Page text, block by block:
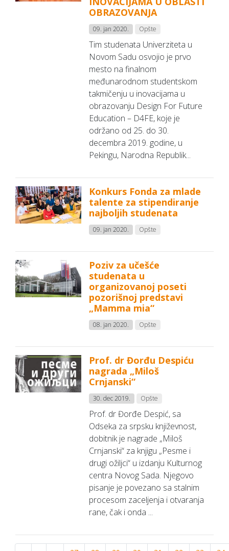
OBRAZOVANJA
09. jan 2020. Opšte
Tim studenata Univerziteta u
Novom Sadu osvojio je prvo
mesto na finalnom
međunarodnom studentskom
takmičenju u inovacijama u
obrazovanju Design For Future
Education – D4FE, koje je
održano od 25. do 30.
decembra 2019. godine, u
Pekingu, Narodna Republik...
Konkurs Fonda za mlade
talente za stipendiranje
najboljih studenata
09. jan 2020. Opšte
Poziv za učešće
studenata u
organizovanoj poseti
pozorišnoj predstavi
„Mamma mia“
08. jan 2020. Opšte
Prof. dr Đorđu Despiću
nagrada „Miloš
Crnjanski“
30. dec 2019. Opšte
Prof. dr Đorđe Despić, sa
Odseka za srpsku književnost,
dobitnik je nagrade „Miloš
Crnjanski“ za knjigu „Pesme i
drugi ožiljci“ u izdanju Kulturnog
centra Novog Sada. Njegovo
pisanje je povezano sa stalnim
procesom zaceljenja i otvaranja
rane, čak i onda ...